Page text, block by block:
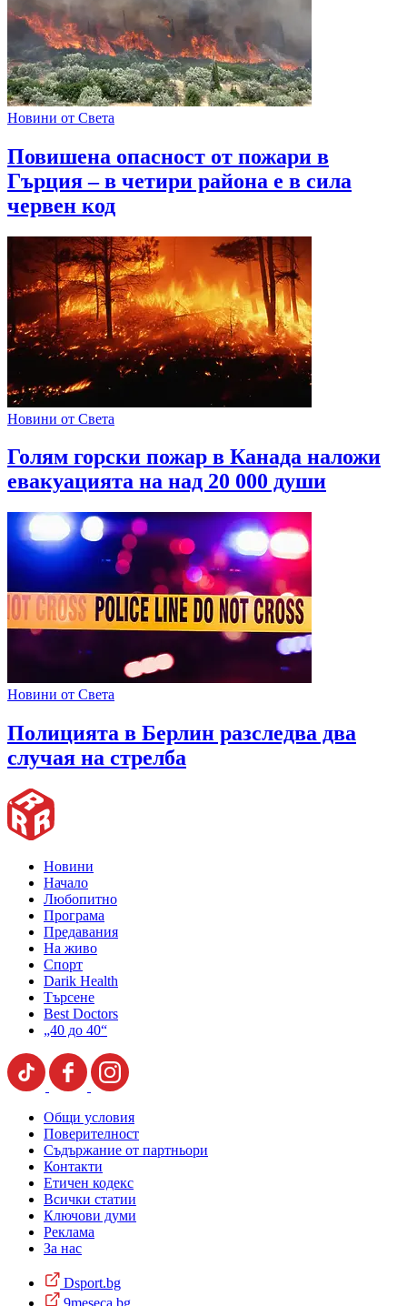
Новини от Света
Повишена опасност от пожари в
Гърция – в четири района е в сила
червен код
Новини от Света
Голям горски пожар в Канада наложи
евакуацията на над 20 000 души
Новини от Света
Полицията в Берлин разследва два
случая на стрелба
Новини
Начало
Любопитно
Програма
Предавания
На живо
Спорт
Darik Health
Търсене
Best Doctors
„40 до 40“
Общи условия
Поверителност
Съдържание от партньори
Контакти
Етичен кодекс
Всички статии
Ключови думи
Реклама
За нас
Dsport.bg